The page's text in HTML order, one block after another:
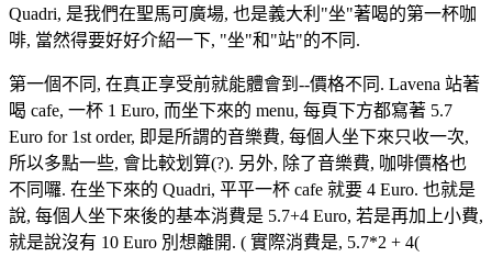
Quadri, 是我們在聖馬可廣場, 也是義大利"坐"著喝的第一杯咖
啡, 當然得要好好介紹一下, "坐"和"站"的不同.
第一個不同, 在真正享受前就能體會到--價格不同. Lavena 站著
喝 cafe, 一杯 1 Euro, 而坐下來的 menu, 每頁下方都寫著 5.7
Euro for 1st order, 即是所謂的音樂費, 每個人坐下來只收一次,
所以多點一些, 會比較划算(?). 另外, 除了音樂費, 咖啡價格也
不同囉. 在坐下來的 Quadri, 平平一杯 cafe 就要 4 Euro. 也就是
說, 每個人坐下來後的基本消費是 5.7+4 Euro, 若是再加上小費,
就是說沒有 10 Euro 別想離開. ( 實際消費是, 5.7*2 + 4(